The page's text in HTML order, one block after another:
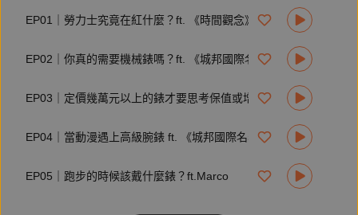
EP01｜勞力士究竟在紅什麼？ft. 《時間觀念》總編輯郭峻彰
EP02｜你真的需要機械錶嗎？ft. 《城邦國際名表》主編黃兆慶
EP03｜定價幾萬元以上的錶才要思考保值或增值問題？ft. 《時間觀念》總編輯郭峻彰
EP04｜當動漫遇上高級腕錶 ft. 《城邦國際名表》主編黃兆慶
EP05｜跑步的時候該戴什麼錶？ft.Marco